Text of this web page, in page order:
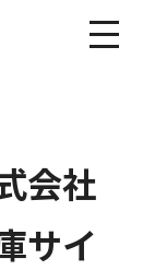
会社
サイ